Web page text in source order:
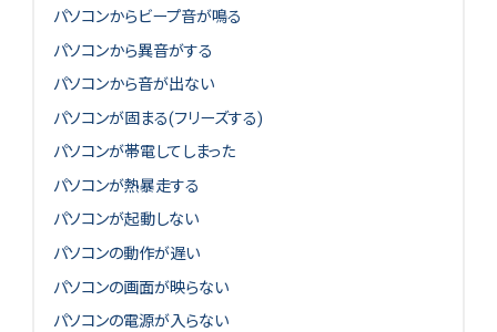
パソコンからビープ音が鳴る
パソコンから異音がする
パソコンから音が出ない
パソコンが固まる(フリーズする)
パソコンが帯電してしまった
パソコンが熱暴走する
パソコンが起動しない
パソコンの動作が遅い
パソコンの画面が映らない
パソコンの電源が入らない